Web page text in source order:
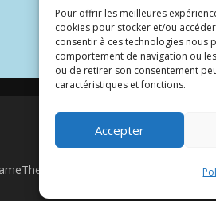
Pour offrir les meilleures
cookies pour stocker et/ou
consentir à ces technologies nous
comportement de navigation ou
ou de retirer son consentement
caractéristiques et fonctions.
Accepter
Traduit par Wp Trads.